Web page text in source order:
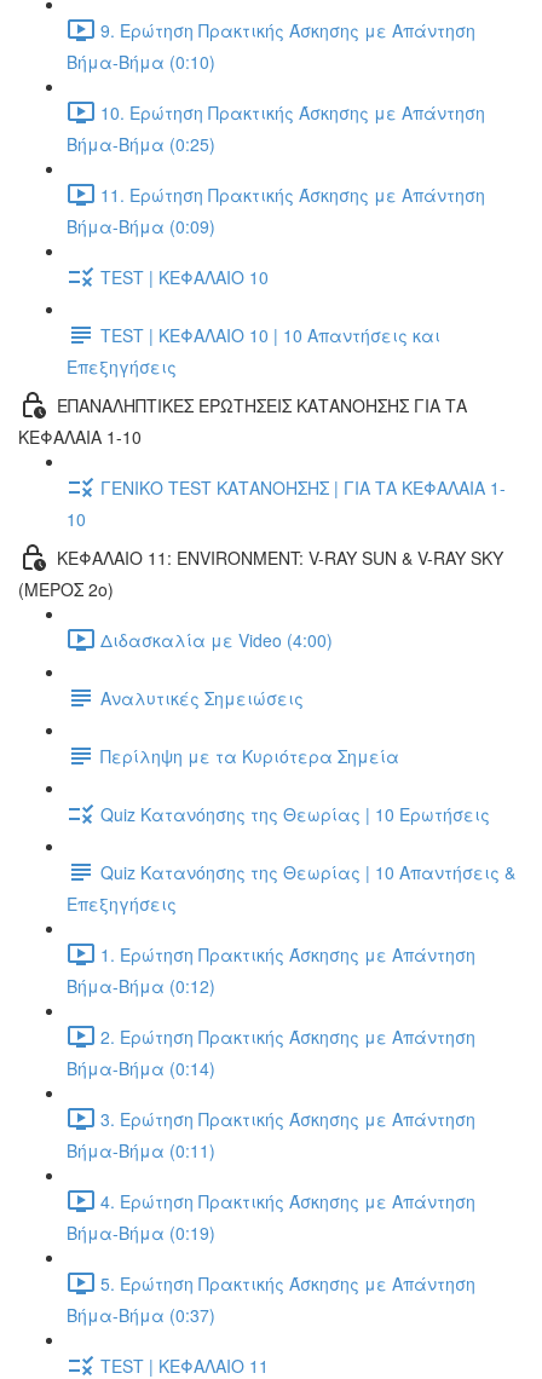
9. Ερώτηση Πρακτικής Άσκησης με Απάντηση
Βήμα-Βήμα (0:10)
10. Ερώτηση Πρακτικής Άσκησης με Απάντηση
Βήμα-Βήμα (0:25)
11. Ερώτηση Πρακτικής Άσκησης με Απάντηση
Βήμα-Βήμα (0:09)
TEST | ΚΕΦΑΛΑΙΟ 10
TEST | ΚΕΦΑΛΑΙΟ 10 | 10 Απαντήσεις και
Επεξηγήσεις
ΕΠΑΝΑΛΗΠΤΙΚΕΣ ΕΡΩΤΗΣΕΙΣ ΚΑΤΑΝΟΗΣΗΣ ΓΙΑ ΤΑ
ΚΕΦΑΛΑΙΑ 1-10
ΓΕΝΙΚΟ TEST ΚΑΤΑΝΟΗΣΗΣ | ΓΙΑ ΤΑ ΚΕΦΑΛΑΙΑ 1-
10
ΚΕΦΑΛΑΙΟ 11: ENVIRONMENT: V-RAY SUN & V-RAY SKY
(ΜΕΡΟΣ 2ο)
Διδασκαλία με Video (4:00)
Αναλυτικές Σημειώσεις
Περίληψη με τα Κυριότερα Σημεία
Quiz Κατανόησης της Θεωρίας | 10 Ερωτήσεις
Quiz Κατανόησης της Θεωρίας | 10 Απαντήσεις &
Επεξηγήσεις
1. Ερώτηση Πρακτικής Άσκησης με Απάντηση
Βήμα-Βήμα (0:12)
2. Ερώτηση Πρακτικής Άσκησης με Απάντηση
Βήμα-Βήμα (0:14)
3. Ερώτηση Πρακτικής Άσκησης με Απάντηση
Βήμα-Βήμα (0:11)
4. Ερώτηση Πρακτικής Άσκησης με Απάντηση
Βήμα-Βήμα (0:19)
5. Ερώτηση Πρακτικής Άσκησης με Απάντηση
Βήμα-Βήμα (0:37)
TEST | ΚΕΦΑΛΑΙΟ 11